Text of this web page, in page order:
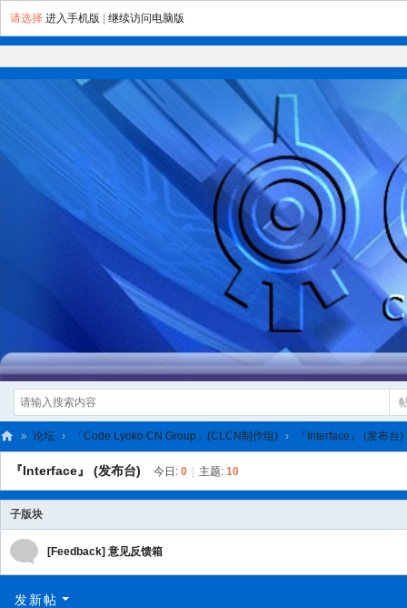
请选择 进入手机版 继续访问电脑版
L
C
N
» 论坛 › 「Code Lyoko CN Group」(CLCN制作组) › 『Interface』 (发布台)
『Interface』 (发布台) 今日: 0 主题: 10
子版块
[Feedback] 意见反馈箱
发新帖